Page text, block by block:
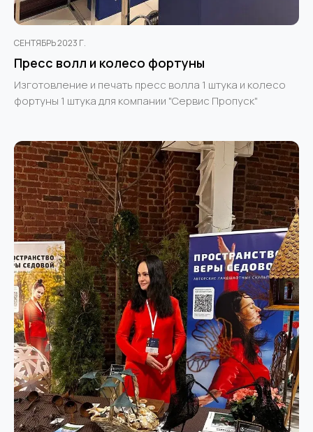
СЕНТЯБРЬ 2023 Г.
Пресс волл и колесо фортуны
Изготовление и печать пресс волла 1 штука и колесо
фортуны 1 штука для компании "Сервис Пропуск"